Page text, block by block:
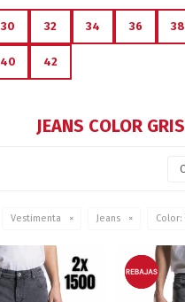
30 32 34 36 38
40 42
JEANS COLOR GRIS
Vestimenta Jeans Color: